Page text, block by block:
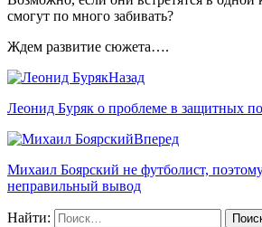
смогут по много забивать?
Ждем развитие сюжета….
Назад
Леонид Буряк о проблеме в защитных
Вперед
Михаил Боярский не футболист,
неправильный вывод
Найти: